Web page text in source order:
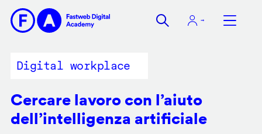
contenuto
Digital workplace
Cercare lavoro con l’aiuto
dell’intelligenza artificiale